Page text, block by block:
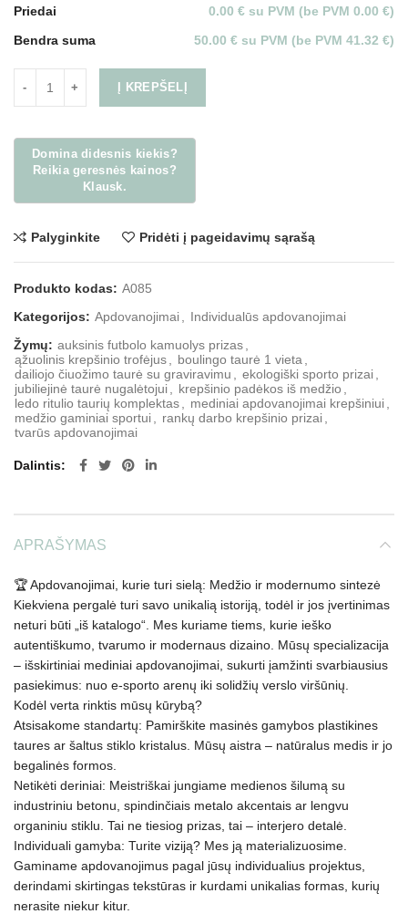
Priedai
0.00 € su PVM (be PVM 0.00 €)
Bendra suma
50.00 € su PVM (be PVM 41.32 €)
Į KREPŠELĮ
Palyginkite Pridėti į pageidavimų sąrašą
Produkto kodas: A085
Kategorijos: Apdovanojimai
Individualūs apdovanojimai
Žymų: auksinis futbolo kamuolys prizas
ąžuolinis krepšinio trofėjus
boulingo taurė 1 vieta
dailiojo čiuožimo taurė su graviravimu
ekologiški sporto prizai
jubiliejinė taurė nugalėtojui
krepšinio padėkos iš medžio
ledo ritulio taurių komplektas
mediniai apdovanojimai krepšiniui
medžio gaminiai sportui
rankų darbo krepšinio prizai
tvarūs apdovanojimai
Dalintis
APRAŠYMAS
🏆 Apdovanojimai, kurie turi sielą: Medžio ir modernumo sintezė
Kiekviena pergalė turi savo unikalią istoriją, todėl ir jos įvertinimas
neturi būti „iš katalogo“. Mes kuriame tiems, kurie ieško
autentiškumo, tvarumo ir modernaus dizaino. Mūsų specializacija
– išskirtiniai mediniai apdovanojimai, sukurti įamžinti svarbiausius
pasiekimus: nuo e-sporto arenų iki solidžių verslo viršūnių.
Kodėl verta rinktis mūsų kūrybą?
Atsisakome standartų: Pamirškite masinės gamybos plastikines
taures ar šaltus stiklo kristalus. Mūsų aistra – natūralus medis ir jo
begalinės formos.
Netikėti deriniai: Meistriškai jungiame medienos šilumą su
industriniu betonu, spindinčiais metalo akcentais ar lengvu
organiniu stiklu. Tai ne tiesiog prizas, tai – interjero detalė.
Individuali gamyba: Turite viziją? Mes ją materializuosime.
Gaminame apdovanojimus pagal jūsų individualius projektus,
derindami skirtingas tekstūras ir kurdami unikalias formas, kurių
nerasite niekur kitur.